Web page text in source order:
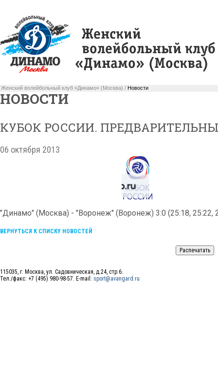
Женский волейбольный клуб «Динамо» (Москва) / Новости
НОВОСТИ
КУБОК РОССИИ.
06 октября 2013
"Динамо" (Москва) - "Воронеж" (Воронеж) 3:0 (25:18, 25:22,
ВЕРНУТЬСЯ К СПИСКУ НОВОСТЕЙ
115035, г. Москва, ул. Садовническая, д.24, стр.6.
Тел./факс: +7 (495) 980-98-57. E-mail: sport@avangard.ru